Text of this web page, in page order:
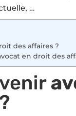
…
des affaires ?
en droit des
?